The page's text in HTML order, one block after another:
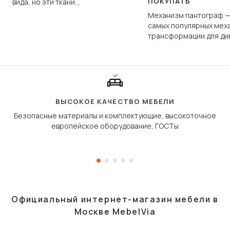
Механизм пантограф
самых популярных
трансформации для
сиденье не
дугообразной
ВЫСОКОЕ КАЧЕСТВО МЕБЕЛИ
Безопасные материалы и комплектующие, высокоточное
европейское оборудование, ГОСТы
Официальный интернет-магазин мебели в
Москве MebelVia